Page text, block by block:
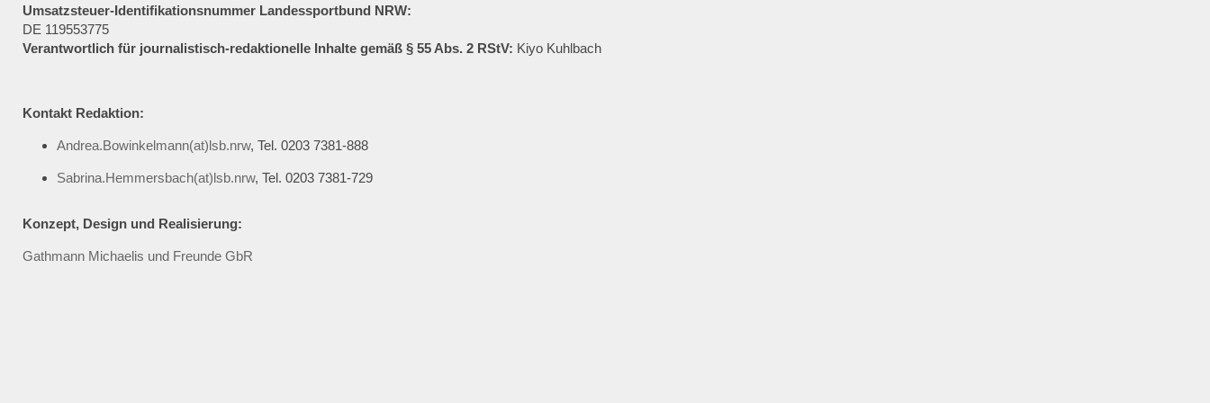
Umsatzsteuer-Identifikationsnummer Landessportbund NRW:
DE 119553775
Verantwortlich für journalistisch-redaktionelle Inhalte gemäß § 55 Abs. 2 RStV: Kiyo Kuhlbach
Kontakt Redaktion:
Andrea.Bowinkelmann(at)lsb.nrw, Tel. 0203 7381-888
Sabrina.Hemmersbach(at)lsb.nrw, Tel. 0203 7381-729
Konzept, Design und Realisierung:
Gathmann Michaelis und Freunde GbR